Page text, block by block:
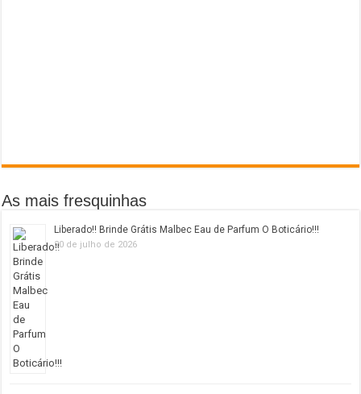
As mais fresquinhas
Liberado!! Brinde Grátis Malbec Eau de Parfum O Boticário!!!
20 de julho de 2026